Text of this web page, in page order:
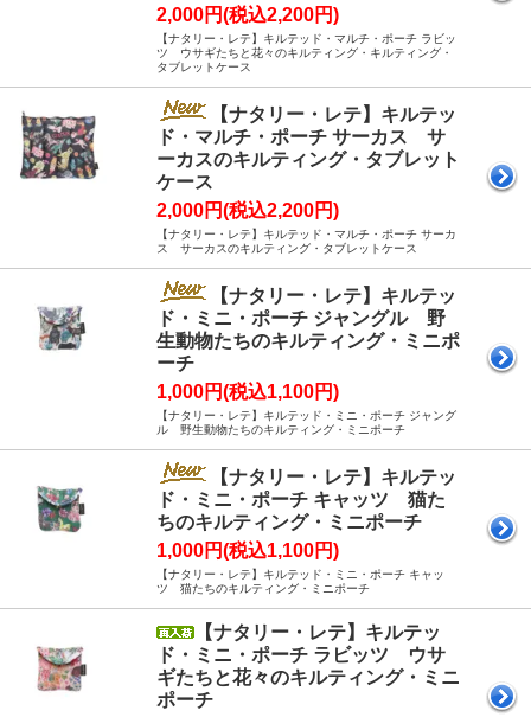
2,000円(税込2,200円)
【ナタリー・レテ】キルテッド・マルチ・ポーチ ラビッ
ツ ウサギたちと花々のキルティング・キルティング・
タブレットケース
【ナタリー・レテ】キルテッ
ド・マルチ・ポーチ サーカス サ
ーカスのキルティング・タブレット
ケース
2,000円(税込2,200円)
【ナタリー・レテ】キルテッド・マルチ・ポーチ サーカ
ス サーカスのキルティング・タブレットケース
【ナタリー・レテ】キルテッ
ド・ミニ・ポーチ ジャングル 野
生動物たちのキルティング・ミニポ
ーチ
1,000円(税込1,100円)
【ナタリー・レテ】キルテッド・ミニ・ポーチ ジャング
ル 野生動物たちのキルティング・ミニポーチ
【ナタリー・レテ】キルテッ
ド・ミニ・ポーチ キャッツ 猫た
ちのキルティング・ミニポーチ
1,000円(税込1,100円)
【ナタリー・レテ】キルテッド・ミニ・ポーチ キャッ
ツ 猫たちのキルティング・ミニポーチ
【ナタリー・レテ】キルテッ
ド・ミニ・ポーチ ラビッツ ウサ
ギたちと花々のキルティング・ミニ
ポーチ